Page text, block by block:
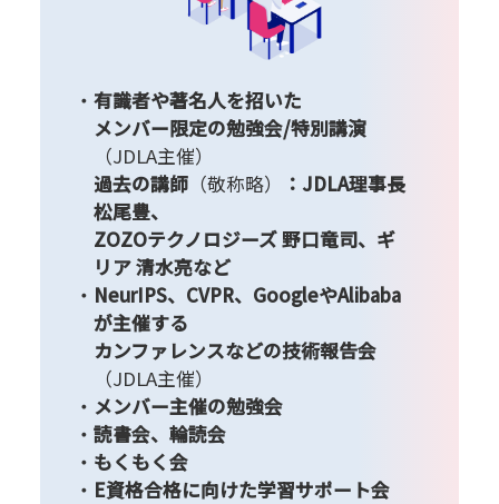
有識者や著名人を招いた
メンバー限定の勉強会/特別講演
（JDLA主催）
過去の講師（敬称略）
：JDLA理事長
松尾豊、
ZOZOテクノロジーズ 野口竜司、ギ
リア 清水亮など
NeurIPS、CVPR、GoogleやAlibaba
が主催する
カンファレンスなどの技術報告会
（JDLA主催）
メンバー主催の勉強会
読書会、輪読会
もくもく会
E資格合格に向けた学習サポート会